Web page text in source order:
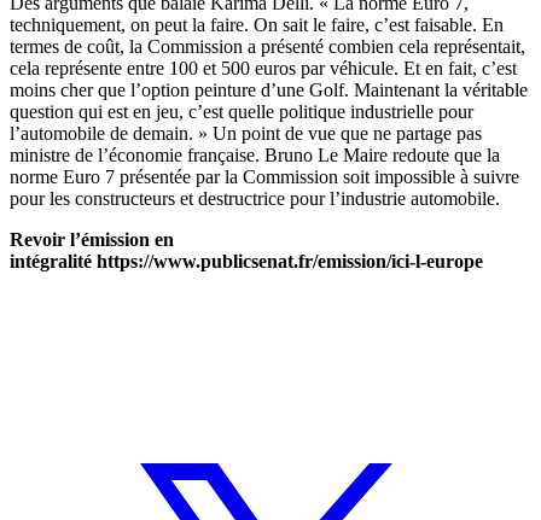
techniquement, on peut la faire. On sait le faire, c’est faisable. En
termes de coût, la Commission a présenté combien cela représentait,
cela représente entre 100 et 500 euros par véhicule. Et en fait, c’est
moins cher que l’option peinture d’une Golf. Maintenant la véritable
question qui est en jeu, c’est quelle politique industrielle pour
l’automobile de demain. » Un point de vue que ne partage pas
ministre de l’économie française. Bruno Le Maire redoute que la
norme Euro 7 présentée par la Commission soit impossible à suivre
pour les constructeurs et destructrice pour l’industrie automobile.
Revoir l’émission en
intégralité https://www.publicsenat.fr/emission/ici-l-europe